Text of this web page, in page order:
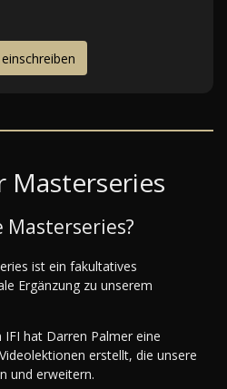
Masterseries
ist ein fakultatives
Ergänzung zu unserem
hat Darren Palmer eine
erstellt, die unsere
und erweitern.